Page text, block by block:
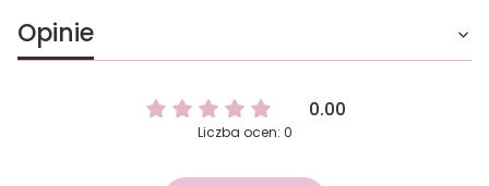
Opinie
0.00
Liczba ocen: 0